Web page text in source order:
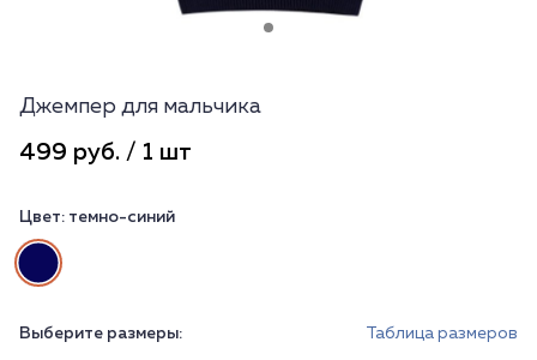
Джемпер для мальчика
499 руб. / 1 шт
Цвет: темно-синий
Выберите размеры: Таблица размеров